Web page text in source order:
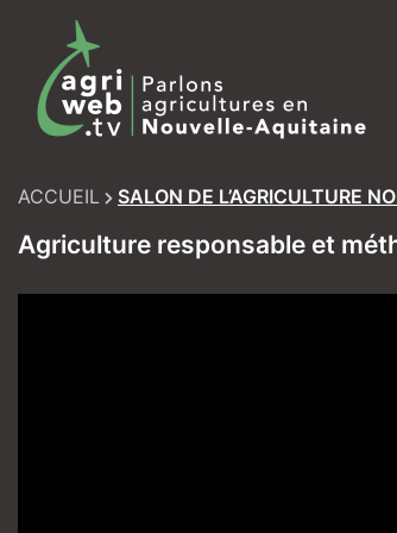
content
ACCUEIL SALON DE L’AGRICULTURE
Agriculture responsable et